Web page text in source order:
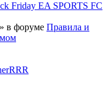
Friday EA SPORTS FC
в форуме Правила и